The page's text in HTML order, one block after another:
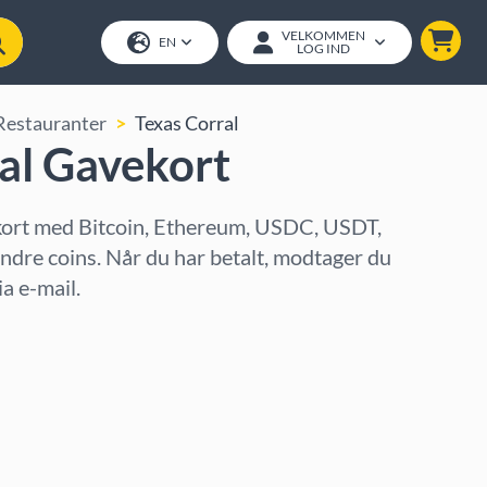
EN
VELKOMMEN
LOG IND
Texas Corral
Gavekort
med Bitcoin, Ethereum, USDC, USDT,
coins. Når du har betalt, modtager du
e-mail.